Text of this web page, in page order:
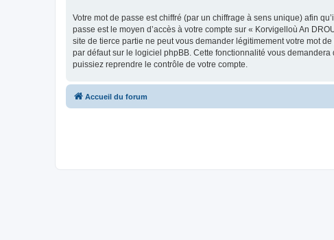
Votre mot de passe est chiffré (par un chiffrage à sens unique) afin
passe est le moyen d’accès à votre compte sur « Korvigelloù An
site de tierce partie ne peut vous demander légitimement votre mot
par défaut sur le logiciel phpBB. Cette fonctionnalité vous
puissiez reprendre le contrôle de votre compte.
Accueil du forum